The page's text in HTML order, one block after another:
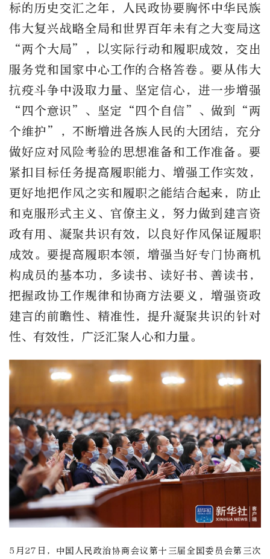
标的历史交汇之年，人民政协要胸怀中华民族
伟大复兴战略全局和世界百年未有之大变局这
“两个大局”，以实际行动和履职成效，交出
服务党和国家中心工作的合格答卷。要从伟大
抗疫斗争中汲取力量、坚定信心，进一步增强
“四个意识”、坚定“四个自信”、做到“两
个维护”，不断增进各族人民的大团结，充分
做好应对风险考验的思想准备和工作准备。要
紧扣目标任务提高履职能力、增强工作实效，
更好地把作风之实和履职之能结合起来，防止
和克服形式主义、官僚主义，努力做到建言资
政有用、凝聚共识有效，以良好作风保证履职
成效。要提高履职本领，增强当好专门协商机
构成员的基本功，多读书、读好书、善读书，
把握政协工作规律和协商方法要义，增强资政
建言的前瞻性、精准性，提升凝聚共识的针对
性、有效性，广泛汇聚人心和力量。
5月27日，中国人民政治协商会议第十三届全国委员会第三次